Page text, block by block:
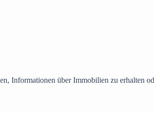
Informationen über Immobilien zu erhalten